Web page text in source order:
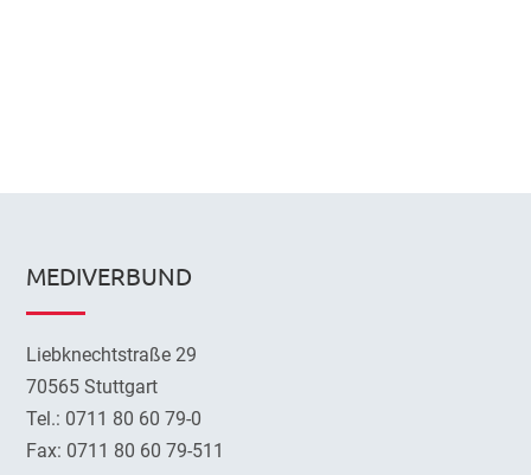
MEDIVERBUND
Liebknechtstraße 29
70565 Stuttgart
Tel.: 0711 80 60 79-0
Fax: 0711 80 60 79-511